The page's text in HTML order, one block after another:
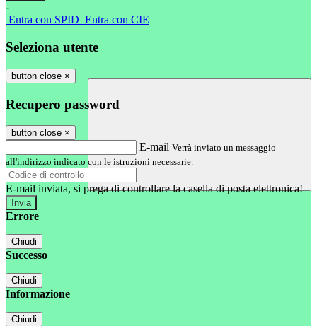
-
Entra con SPID Entra con CIE
Seleziona utente
button close ×
Recupero password
button close ×
E-mail Verrà inviato un messaggio
all'indirizzo indicato con le istruzioni necessarie.
E-mail inviata, si prega di controllare la casella di posta elettronica!
Errore
Chiudi
Successo
Chiudi
Informazione
Chiudi